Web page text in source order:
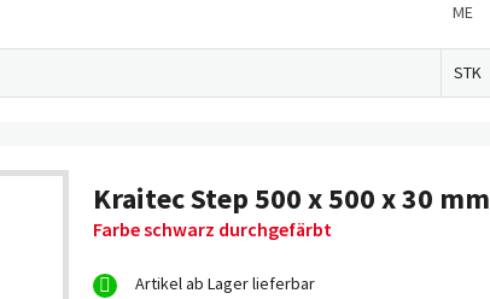
ME
STK
Kraitec Step 500 x 500 x 30 mm
Farbe schwarz durchgefärbt
Artikel ab Lager lieferbar